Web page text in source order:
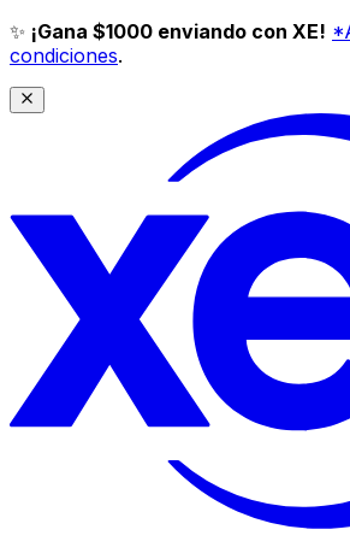
✨ ¡Gana $1000 enviando con XE!
condiciones.